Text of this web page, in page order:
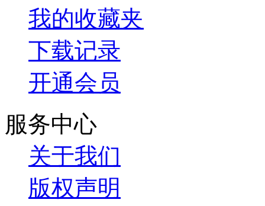
我的收藏夹
下载记录
开通会员
服务中心
关于我们
版权声明